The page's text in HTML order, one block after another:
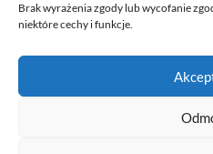
Brak wyrażenia zgody lub wycofanie
niektóre cechy i funkcje.
© 2026 Only You - portal dla
opracowanie: